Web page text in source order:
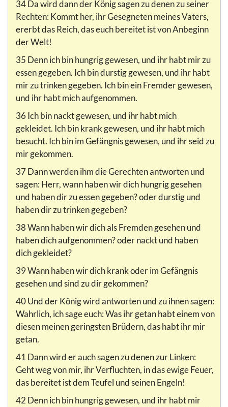
34 Da wird dann der König sagen zu denen zu seiner
Rechten: Kommt her, ihr Gesegneten meines Vaters,
ererbt das Reich, das euch bereitet ist von Anbeginn
der Welt!
35 Denn ich bin hungrig gewesen, und ihr habt mir zu
essen gegeben. Ich bin durstig gewesen, und ihr habt
mir zu trinken gegeben. Ich bin ein Fremder gewesen,
und ihr habt mich aufgenommen.
36 Ich bin nackt gewesen, und ihr habt mich
gekleidet. Ich bin krank gewesen, und ihr habt mich
besucht. Ich bin im Gefängnis gewesen, und ihr seid zu
mir gekommen.
37 Dann werden ihm die Gerechten antworten und
sagen: Herr, wann haben wir dich hungrig gesehen
und haben dir zu essen gegeben? oder durstig und
haben dir zu trinken gegeben?
38 Wann haben wir dich als Fremden gesehen und
haben dich aufgenommen? oder nackt und haben
dich gekleidet?
39 Wann haben wir dich krank oder im Gefängnis
gesehen und sind zu dir gekommen?
40 Und der König wird antworten und zu ihnen sagen:
Wahrlich, ich sage euch: Was ihr getan habt einem von
diesen meinen geringsten Brüdern, das habt ihr mir
getan.
41 Dann wird er auch sagen zu denen zur Linken:
Geht weg von mir, ihr Verfluchten, in das ewige Feuer,
das bereitet ist dem Teufel und seinen Engeln!
42 Denn ich bin hungrig gewesen, und ihr habt mir